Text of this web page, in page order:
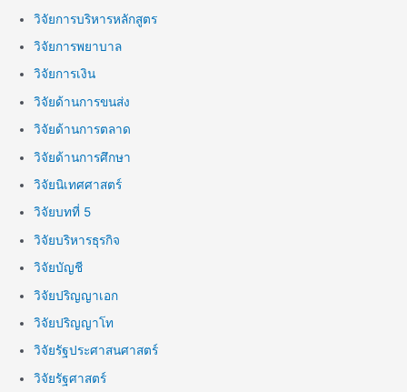
วิจัยการบริหารหลักสูตร
วิจัยการพยาบาล
วิจัยการเงิน
วิจัยด้านการขนส่ง
วิจัยด้านการตลาด
วิจัยด้านการศึกษา
วิจัยนิเทศศาสตร์
วิจัยบทที่ 5
วิจัยบริหารธุรกิจ
วิจัยบัญชี
วิจัยปริญญาเอก
วิจัยปริญญาโท
วิจัยรัฐประศาสนศาสตร์
วิจัยรัฐศาสตร์